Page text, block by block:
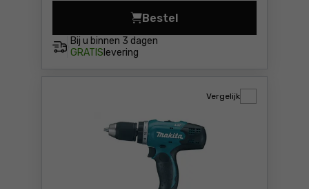
Bij u binnen 3 dagen
GRATIS levering
Bestel
Boor-schroefmachine
Vergelijk